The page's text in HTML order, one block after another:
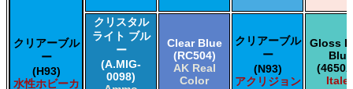
クリアーブル
ー
(H93)
水性ホビーカ
クリスタル
ライト ブル
ー
(A.MIG-
0098)
Clear Blue
(RC504)
AK Real
Color
クリアーブル
ー
(N93)
アクリジョン
Gloss
Blue